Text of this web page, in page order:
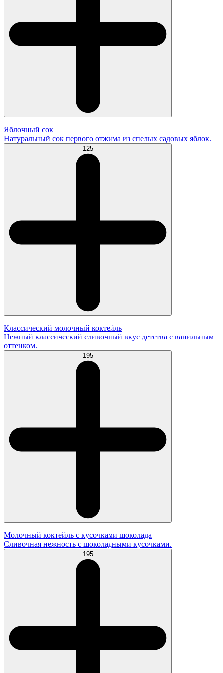
Яблочный сок
Натуральный сок первого отжима из спелых садовых яблок.
125
Классический молочный коктейль
Нежный классический сливочный вкус детства с ванильным
оттенком.
195
Молочный коктейль с кусочками шоколада
Сливочная нежность с шоколадными кусочками.
195